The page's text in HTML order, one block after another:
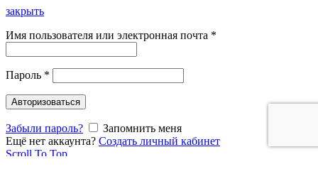
закрыть
Имя пользователя или электронная почта *
Пароль *
Авторизоваться
Забыли пароль?
Запомнить меня
Ещё нет аккаунта? Создать личный кабинет
Scroll To Top